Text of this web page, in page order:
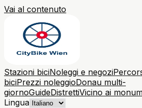
Vai al contenuto
Stazioni biciNoleggi e negozi
biciPrezzi noleggioDonau multi-
giornoGuideDistrettiVicino ai
Lingua